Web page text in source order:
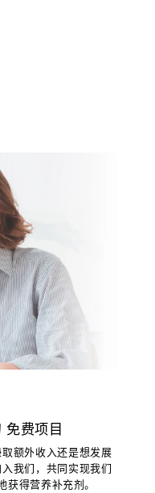
免费项目
额外收入还是想发展
我们，共同实现我们
得营养补充剂。